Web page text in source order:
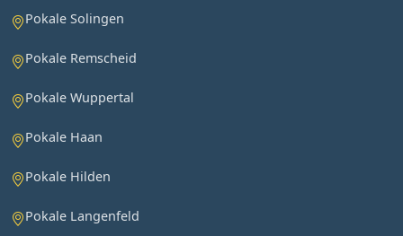
Pokale Solingen
Pokale Remscheid
Pokale Wuppertal
Pokale Haan
Pokale Hilden
Pokale Langenfeld